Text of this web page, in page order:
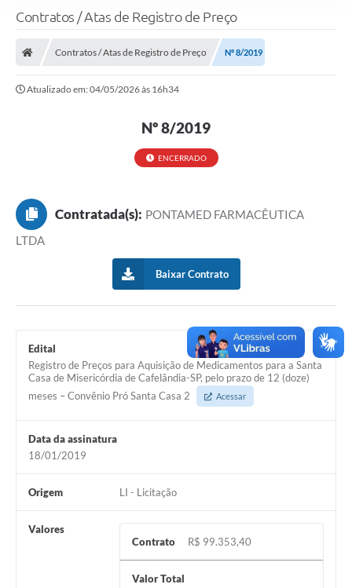
Contratos / Atas de Registro de Preço
Contratos / Atas de Registro de Preço Nº 8/2019
Atualizado em: 04/05/2026 às 16h34
Nº 8/2019
ENCERRADO
Contratada(s): PONTAMED FARMACÊUTICA
LTDA
Baixar Contrato
Edital
Registro de Preços para Aquisição de Medicamentos para a Santa
Casa de Misericórdia de Cafelândia-SP, pelo prazo de 12 (doze)
meses – Convênio Pró Santa Casa 2
Acessar
Data da assinatura
18/01/2019
Origem LI - Licitação
Valores
Contrato
R$ 99.353,40
Valor Total